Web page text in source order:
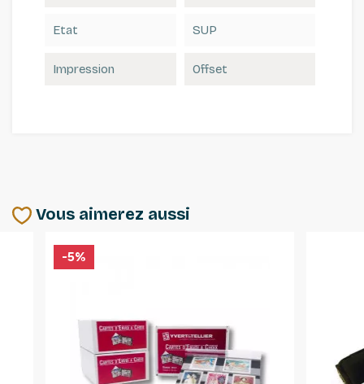
Etat SUP
Impression Offset
Vous aimerez aussi
-5%